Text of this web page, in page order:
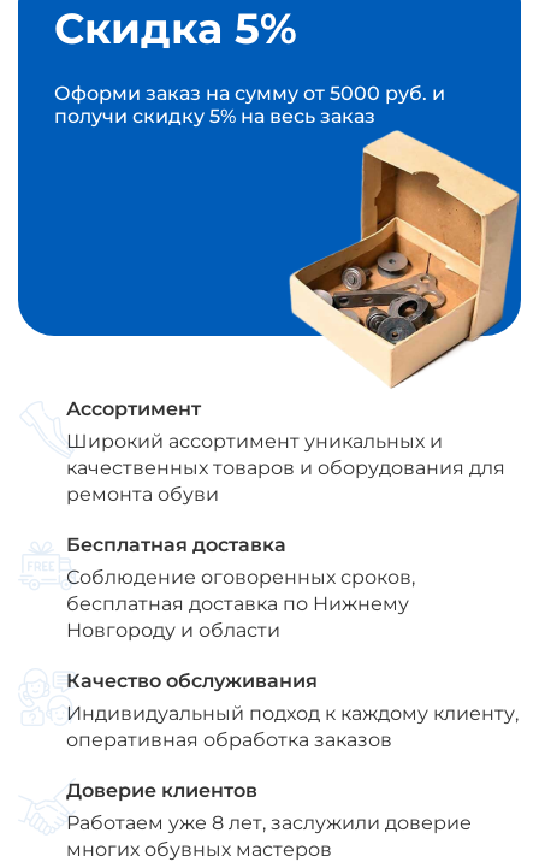
Скидка 5%
Оформи заказ на сумму от 5000 руб. и
получи скидку 5% на весь заказ
Ассортимент
Широкий ассортимент уникальных и
качественных товаров и оборудования для
ремонта обуви
Бесплатная доставка
Соблюдение оговоренных сроков,
бесплатная доставка по Нижнему
Новгороду и области
Качество обслуживания
Индивидуальный подход к каждому клиенту,
оперативная обработка заказов
Доверие клиентов
Работаем уже 8 лет, заслужили доверие
многих обувных мастеров